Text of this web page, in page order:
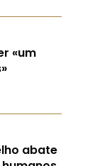
«um
abate